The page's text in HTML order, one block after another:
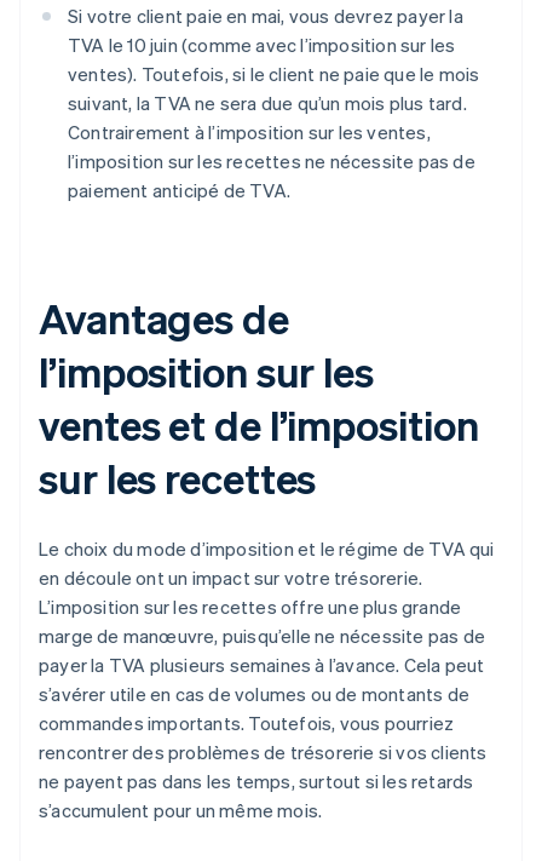
Si votre client paie en mai, vous devrez payer la
TVA le 10 juin (comme avec l’imposition sur les
ventes). Toutefois, si le client ne paie que le mois
suivant, la TVA ne sera due qu’un mois plus tard.
Contrairement à l’imposition sur les ventes,
l’imposition sur les recettes ne nécessite pas de
paiement anticipé de TVA.
Avantages de
l’imposition sur les
ventes et de l’imposition
sur les recettes
Le choix du mode d’imposition et le régime de TVA qui
en découle ont un impact sur votre trésorerie.
L’imposition sur les recettes offre une plus grande
marge de manœuvre, puisqu’elle ne nécessite pas de
payer la TVA plusieurs semaines à l’avance. Cela peut
s’avérer utile en cas de volumes ou de montants de
commandes importants. Toutefois, vous pourriez
rencontrer des problèmes de trésorerie si vos clients
ne payent pas dans les temps, surtout si les retards
s’accumulent pour un même mois.